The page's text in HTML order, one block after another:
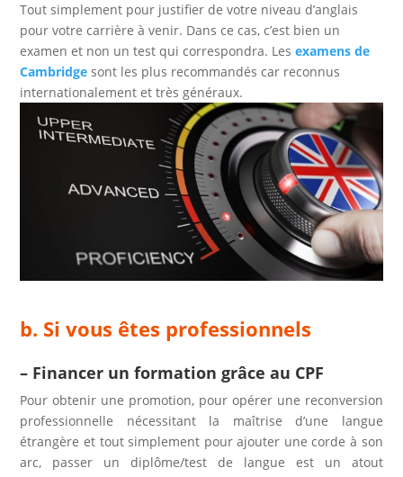
Tout simplement pour justifier de votre niveau d’anglais
pour votre carrière à venir. Dans ce cas, c’est bien un
examen et non un test qui correspondra. Lesexamens de
Cambridge sont les plus recommandés car reconnus
internationalement et très généraux.
b. Si vous êtes professionnels
– Financer un formation grâce au CPF
Pour obtenir une promotion, pour opérer une reconversion
professionnelle nécessitant la maîtrise d’une langue
étrangère et tout simplement pour ajouter une corde à son
arc, passer un diplôme/test de langue est un atout